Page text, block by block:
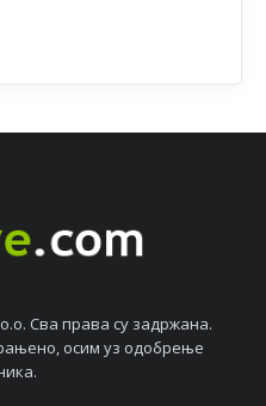
Сва права су задржана.
осим уз одобрeњe